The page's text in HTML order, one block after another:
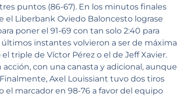
puntos (86-67). En los minutos finales
el Liberbank Oviedo Baloncesto lograse
poner el 91-69 con tan solo 2:40 para
instantes volvieron a ser de máxima
triple de Víctor Pérez o el de Jeff Xavier.
con una canasta y adicional, aunque
Axel Louissiant tuvo dos tiros
el marcador en 98-76 a favor del equipo